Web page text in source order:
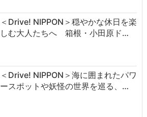
＜Drive! NIPPON＞穏やかな休日を楽
しむ大人たちへ 箱根・小田原ド…
＜Drive! NIPPON＞海に囲まれたパワ
ースポットや妖怪の世界を巡る、…